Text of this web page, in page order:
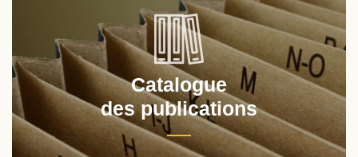
Catalogue
des publications